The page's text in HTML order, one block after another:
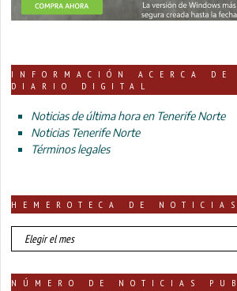
INFORMACIÓN ACERCA DE
DIARIO DIGITAL
Noticias de última hora en Tenerife Norte
Noticias Tenerife Norte
Términos legales
HEMEROTECA DE NOTICIAS
HEMEROTECA
DE
NÚMERO DE NOTICIAS